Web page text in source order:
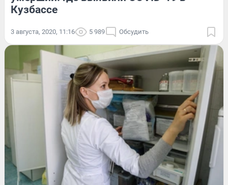
Кузбассе
3 августа, 2020, 11:16 5 989 Обсудить